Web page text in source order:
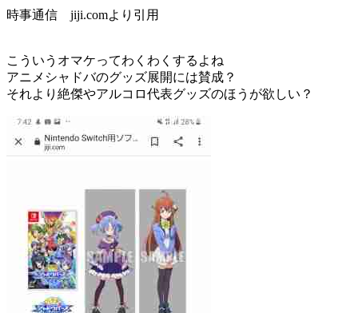
時事通信 jiji.comより引用
こういうオマケってわくわくするよね
アニメシャドバのグッズ展開には賛成？
それより絶傑やアルコロ代表グッズのほうが欲しい？